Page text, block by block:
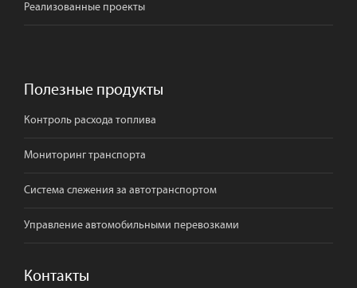
Реализованные проекты
Полезные продукты
Контроль расхода топлива
Мониторинг транспорта
Система слежения за автотранспортом
Управление автомобильными перевозками
Контакты